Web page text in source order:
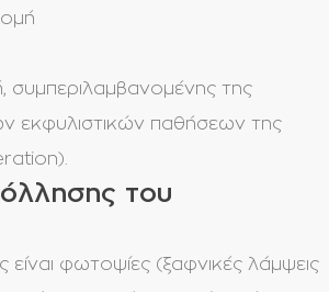
συμπεριλαμβανομένης της
εκφυλιστικών παθήσεων της
του
φωτοψίες (ξαφνικές λάμψεις